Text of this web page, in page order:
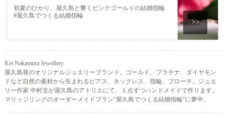
>>
初夏のひかり、屋久島と響くピンクゴールドの結婚指輪
#屋久島でつくる結婚指輪
Kei Nakamura Jewellery
屋久島発のオリジナルジュエリーブランド。ゴールド、プラチナ、ダイヤモン
ドなど自然の素材から生まれるピアス、ネックレス、指輪、ブローチ。ジュエ
リー作家 中村圭が屋久島のアトリエにて、１点ずつハンドメイドで作ります。
マリッジリングのオーダーメイドプラン“屋久島でつくる結婚指輪”に夢中。